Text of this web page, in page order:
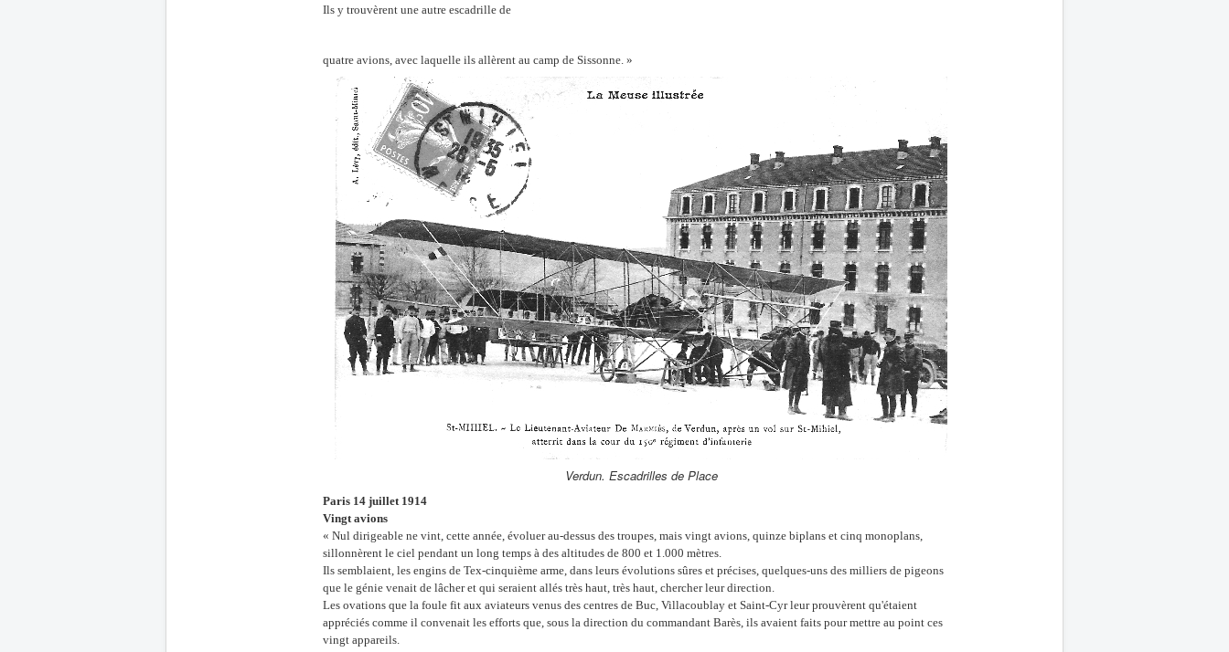
Ils y trouvèrent une autre escadrille de
quatre avions, avec laquelle ils allèrent au camp de Sissonne. »
Verdun. Escadrilles de Place
Paris 14 juillet 1914
Vingt avions
« Nul dirigeable ne vint, cette année, évoluer au-dessus des troupes, mais vingt avions, quinze biplans et cinq monoplans,
sillonnèrent le ciel pendant un long temps à des altitudes de 800 et 1.000 mètres.
Ils semblaient, les engins de Tex-cinquième arme, dans leurs évolutions sûres et précises, quelques-uns des milliers de pigeons
que le génie venait de lâcher et qui seraient allés très haut, très haut, chercher leur direction.
Les ovations que la foule fit aux aviateurs venus des centres de Buc, Villacoublay et Saint-Cyr leur prouvèrent qu'étaient
appréciés comme il convenait les efforts que, sous la direction du commandant Barès, ils avaient faits pour mettre au point ces
vingt appareils.